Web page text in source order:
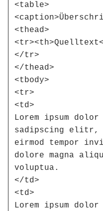
<table>
<thead>
</tr>
</thead>
<tbody>
<tr>
<td>
Lorem ipsum
sadipscing elitr,
eirmod tempor
dolore magna
voluptua.
</td>
<td>
Lorem ipsum